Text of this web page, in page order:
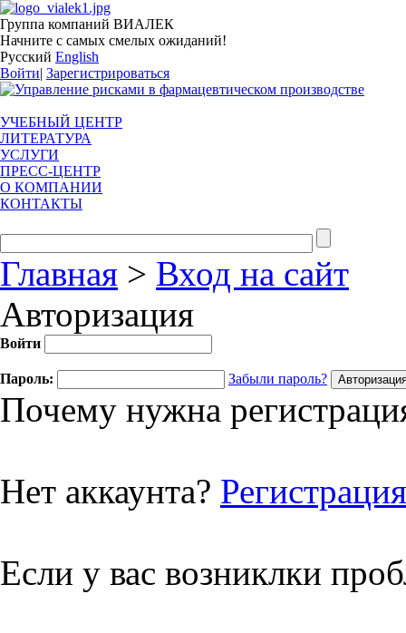
Группа компаний ВИАЛЕК
Начните с самых смелых ожиданий!
Русский English
Войти| Зарегистрироваться
УЧЕБНЫЙ ЦЕНТР
ЛИТЕРАТУРА
УСЛУГИ
ПРЕСС-ЦЕНТР
О КОМПАНИИ
КОНТАКТЫ
Главная > Вход на сайт
Авторизация
Войти
Пароль: Забыли пароль?
Почему нужна
Нет аккаунта? Регистрация
Если у вас возниклки